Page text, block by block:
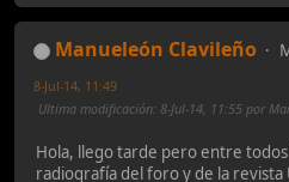
Manueleón Clavileño
8-Jul-14, 11:49
Ultima modificación: 8-Jul-14, 11:55 por
Hola, llego tarde pero entre
radiografía del foro y de la revista